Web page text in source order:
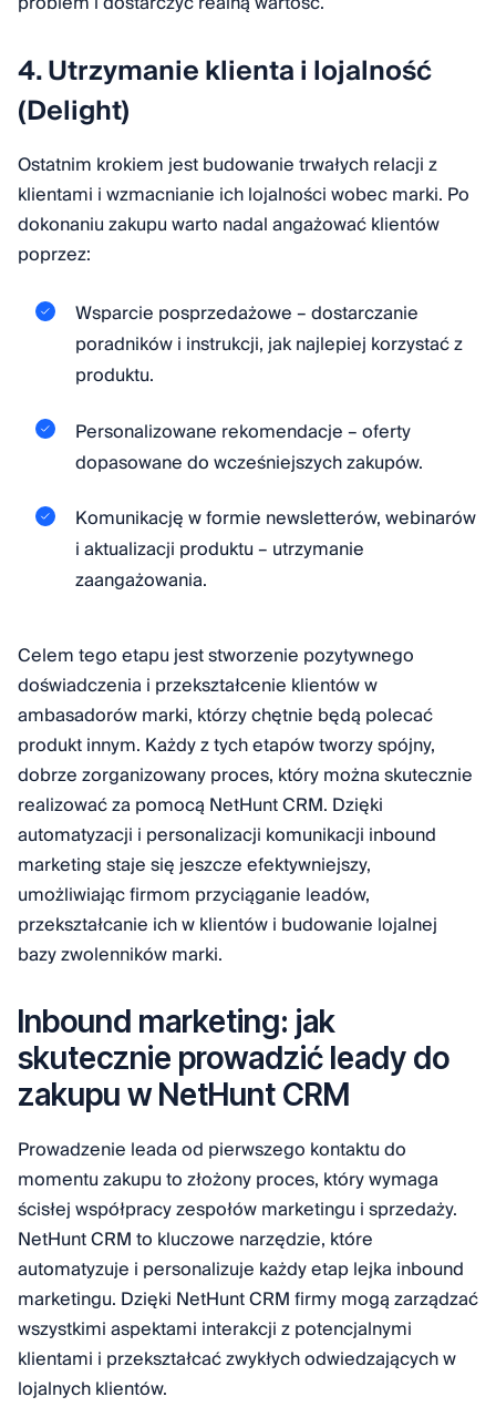
4. Utrzymanie klienta i lojalność
(Delight)
Ostatnim krokiem jest budowanie trwałych relacji z
klientami i wzmacnianie ich lojalności wobec marki. Po
dokonaniu zakupu warto nadal angażować klientów
poprzez:
Wsparcie posprzedażowe – dostarczanie
poradników i instrukcji, jak najlepiej korzystać z
produktu.
Personalizowane rekomendacje – oferty
dopasowane do wcześniejszych zakupów.
Komunikację w formie newsletterów, webinarów
i aktualizacji produktu – utrzymanie
zaangażowania.
Celem tego etapu jest stworzenie pozytywnego
doświadczenia i przekształcenie klientów w
ambasadorów marki, którzy chętnie będą polecać
produkt innym. Każdy z tych etapów tworzy spójny,
dobrze zorganizowany proces, który można skutecznie
realizować za pomocą NetHunt CRM. Dzięki
automatyzacji i personalizacji komunikacji inbound
marketing staje się jeszcze efektywniejszy,
umożliwiając firmom przyciąganie leadów,
przekształcanie ich w klientów i budowanie lojalnej
bazy zwolenników marki.
Inbound marketing: jak
skutecznie prowadzić leady do
zakupu w NetHunt CRM
Prowadzenie leada od pierwszego kontaktu do
momentu zakupu to złożony proces, który wymaga
ścisłej współpracy zespołów marketingu i sprzedaży.
NetHunt CRM to kluczowe narzędzie, które
automatyzuje i personalizuje każdy etap lejka inbound
marketingu. Dzięki NetHunt CRM firmy mogą zarządzać
wszystkimi aspektami interakcji z potencjalnymi
klientami i przekształcać zwykłych odwiedzających w
lojalnych klientów.